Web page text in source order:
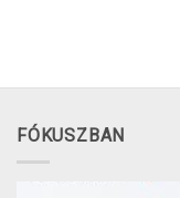
FÓKUSZBAN